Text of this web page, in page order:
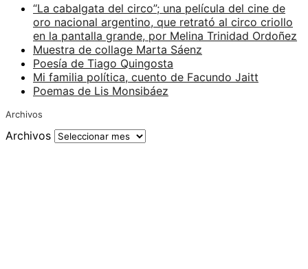
“La cabalgata del circo”; una película del cine de
oro nacional argentino, que retrató al circo criollo
en la pantalla grande, por Melina Trinidad Ordoñez
Muestra de collage Marta Sáenz
Poesía de Tiago Quingosta
Mi familia política, cuento de Facundo Jaitt
Poemas de Lis Monsibáez
Archivos
Archivos